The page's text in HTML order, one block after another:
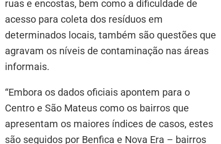
ruas e encostas, bem como a dificuldade de
acesso para coleta dos resíduos em
determinados locais, também são questões que
agravam os níveis de contaminação nas áreas
informais.
“Embora os dados oficiais apontem para o
Centro e São Mateus como os bairros que
apresentam os maiores índices de casos, estes
são seguidos por Benfica e Nova Era – bairros